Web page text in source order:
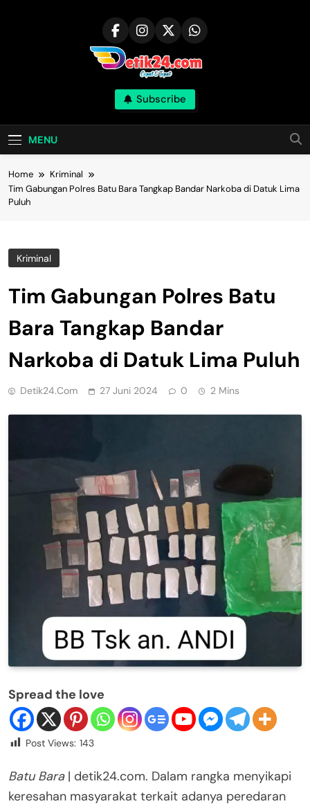
Subscribe
MENU
Home
Kriminal
Tim Gabungan Polres Batu Bara Tangkap Bandar Narkoba di Datuk Lima
Puluh
Kriminal
Tim Gabungan Polres Batu
Bara Tangkap Bandar
Narkoba di Datuk Lima Puluh
Detik24.com 27 Juni 2024 0 2 Mins
Spread the love
Post Views: 143
Batu Bara| detik24.com. Dalam rangka menyikapi
keresahan masyarakat terkait adanya peredaran